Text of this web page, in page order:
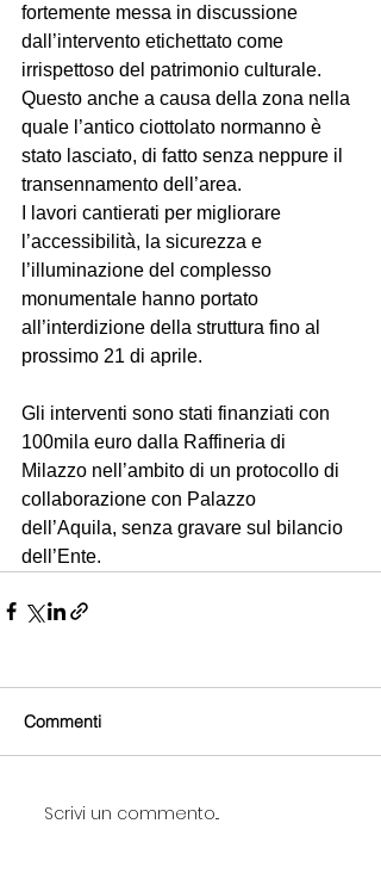
fortemente messa in discussione
dall’intervento etichettato come
irrispettoso del patrimonio culturale.
Questo anche a causa della zona nella
quale l’antico ciottolato normanno è
stato lasciato, di fatto senza neppure il
transennamento dell’area.
I lavori cantierati per migliorare
l’accessibilità, la sicurezza e
l’illuminazione del complesso
monumentale hanno portato
all’interdizione della struttura fino al
prossimo 21 di aprile.
Gli interventi sono stati finanziati con
100mila euro dalla Raffineria di
Milazzo nell’ambito di un protocollo di
collaborazione con Palazzo
dell’Aquila, senza gravare sul bilancio
dell’Ente.
Commenti
Scrivi un commento...